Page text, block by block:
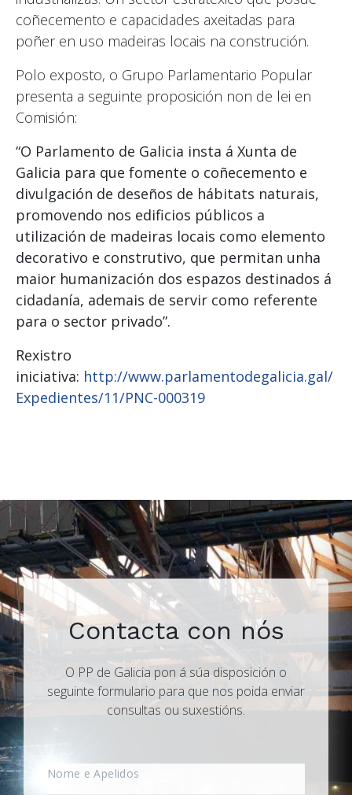
coñecemento e capacidades axeitadas para
poñer en uso madeiras locais na construción.
Polo exposto, o Grupo Parlamentario Popular
presenta a seguinte proposición non de lei en
Comisión:
“O Parlamento de Galicia insta á Xunta de
Galicia para que fomente o coñecemento e
divulgación de deseños de hábitats naturais,
promovendo nos edificios públicos a
utilización de madeiras locais como elemento
decorativo e construtivo, que permitan unha
maior humanización dos espazos destinados á
cidadanía, ademais de servir como referente
para o sector privado”.
Rexistro
iniciativa: http://www.parlamentodegalicia.gal/
Expedientes/11/PNC-000319
Contacta con nós
O PP de Galicia pon á súa disposición o
seguinte formulario para que nos poida enviar
consultas ou suxestións.